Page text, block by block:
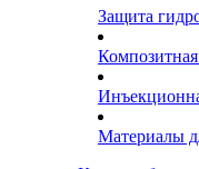
Защита
Материалы